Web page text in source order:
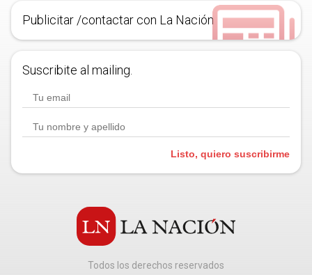
Publicitar /contactar con La Nación
Suscribite al mailing.
Listo, quiero suscribirme
Todos los derechos reservados